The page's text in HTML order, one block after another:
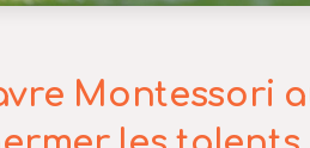
Montessori